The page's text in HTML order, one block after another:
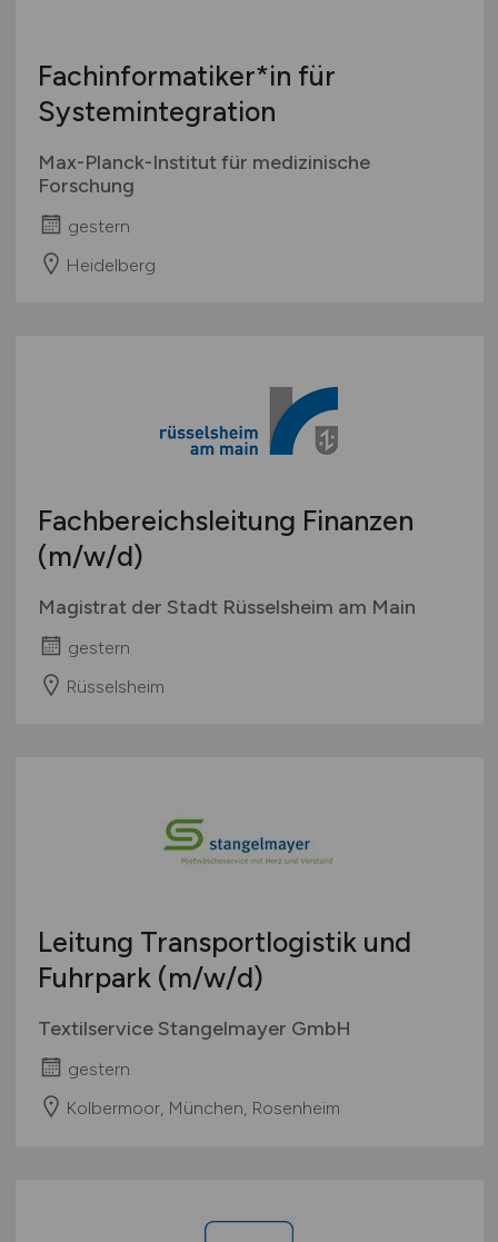
Fachinformatiker*in für
Systemintegration
Max-Planck-Institut für medizinische
Forschung
gestern
Heidelberg
Fachbereichsleitung Finanzen
(m/w/d)
Magistrat der Stadt Rüsselsheim am Main
gestern
Rüsselsheim
Leitung Transportlogistik und
Fuhrpark (m/w/d)
Textilservice Stangelmayer GmbH
gestern
Kolbermoor, München, Rosenheim